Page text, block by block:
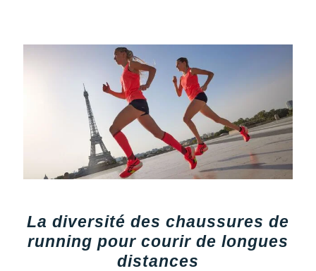
La diversité des chaussures de
running pour courir de longues
distances
+ Voir toutes les marques